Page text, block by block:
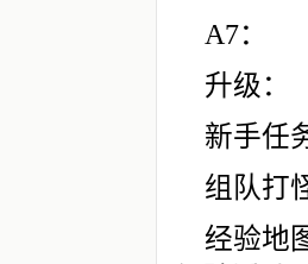
A7：
升级：
新手任
组队打
经验地